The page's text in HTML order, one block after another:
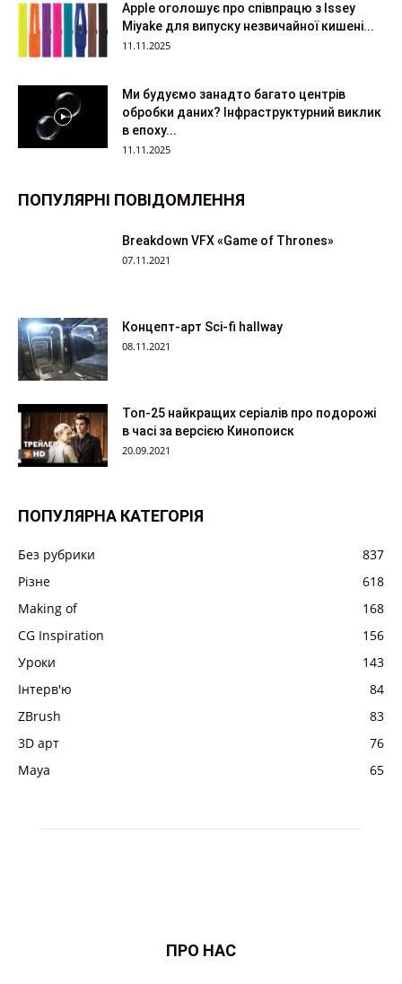
Apple оголошує про співпрацю з Issey
Miyake для випуску незвичайної кишені...
11.11.2025
Ми будуємо занадто багато центрів
обробки даних? Інфраструктурний виклик
в епоху...
11.11.2025
ПОПУЛЯРНІ ПОВІДОМЛЕННЯ
Breakdown VFX «Game of Thrones»
07.11.2021
Концепт-арт Sci-fi hallway
08.11.2021
Топ-25 найкращих серіалів про подорожі
в часі за версією Кинопоиск
20.09.2021
ПОПУЛЯРНА КАТЕГОРІЯ
Без рубрики
837
Різне
618
Making of
168
CG Inspiration
156
Уроки
143
Інтерв'ю
84
ZBrush
83
3D арт
76
Maya
65
ПРО НАС